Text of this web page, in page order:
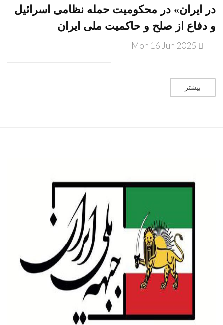
در ایران» در محکومیت حمله نظامی اسرائیل
و دفاع از صلح و حاکمیت ملی ایران
Mon 16 Jun 2025
بیشتر